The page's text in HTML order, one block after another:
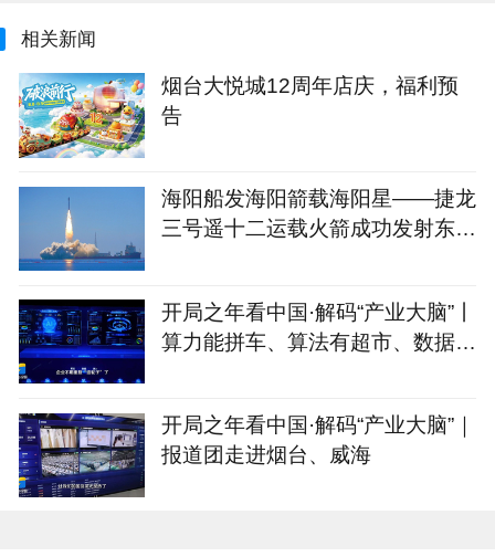
相关新闻
烟台大悦城12周年店庆，福利预
告
海阳船发海阳箭载海阳星——捷龙
三号遥十二运载火箭成功发射东方
开局之年看中国·解码“产业大脑”丨
算力能拼车、算法有超市、数据不
开局之年看中国·解码“产业大脑”｜
报道团走进烟台、威海